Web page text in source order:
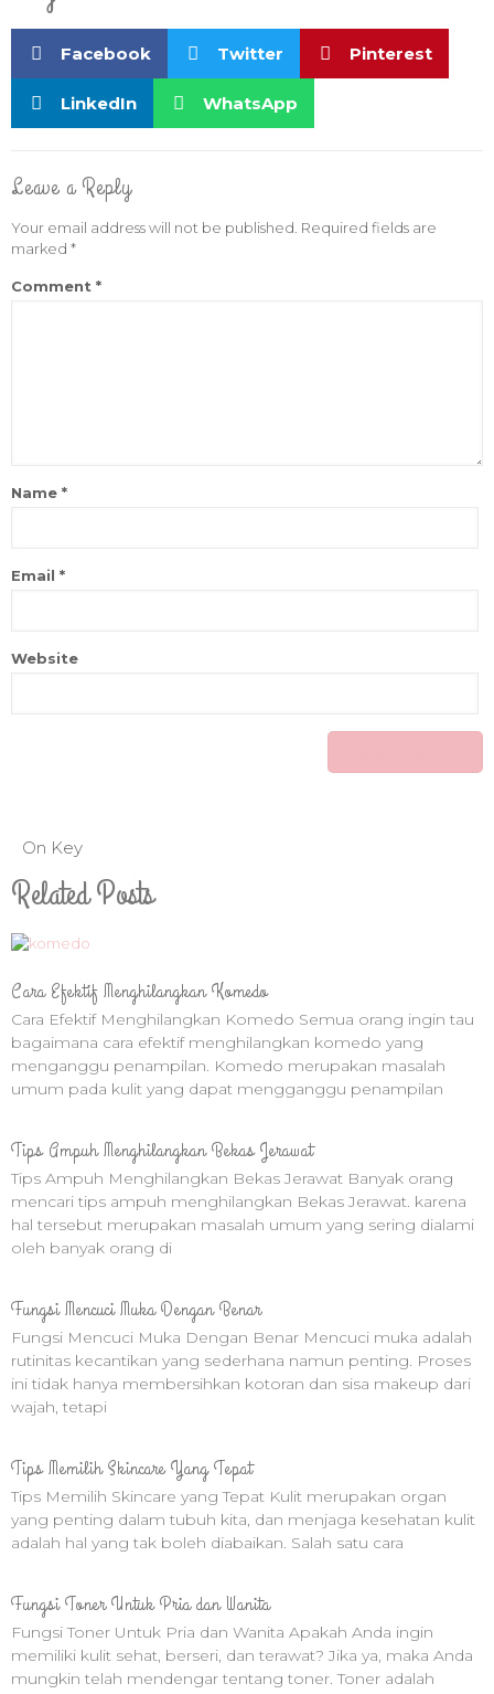
Facebook Twitter Pinterest
LinkedIn WhatsApp
Leave a Reply
Your email address will not be published. Required fields are
marked *
Comment *
Name *
Email *
Website
On Key
Related Posts
Cara Efektif Menghilangkan Komedo
Cara Efektif Menghilangkan Komedo Semua orang ingin tau
bagaimana cara efektif menghilangkan komedo yang
menganggu penampilan. Komedo merupakan masalah
umum pada kulit yang dapat mengganggu penampilan
Tips Ampuh Menghilangkan Bekas Jerawat
Tips Ampuh Menghilangkan Bekas Jerawat Banyak orang
mencari tips ampuh menghilangkan Bekas Jerawat. karena
hal tersebut merupakan masalah umum yang sering dialami
oleh banyak orang di
Fungsi Mencuci Muka Dengan Benar
Fungsi Mencuci Muka Dengan Benar Mencuci muka adalah
rutinitas kecantikan yang sederhana namun penting. Proses
ini tidak hanya membersihkan kotoran dan sisa makeup dari
wajah, tetapi
Tips Memilih Skincare Yang Tepat
Tips Memilih Skincare yang Tepat Kulit merupakan organ
yang penting dalam tubuh kita, dan menjaga kesehatan kulit
adalah hal yang tak boleh diabaikan. Salah satu cara
Fungsi Toner Untuk Pria dan Wanita
Fungsi Toner Untuk Pria dan Wanita Apakah Anda ingin
memiliki kulit sehat, berseri, dan terawat? Jika ya, maka Anda
mungkin telah mendengar tentang toner. Toner adalah